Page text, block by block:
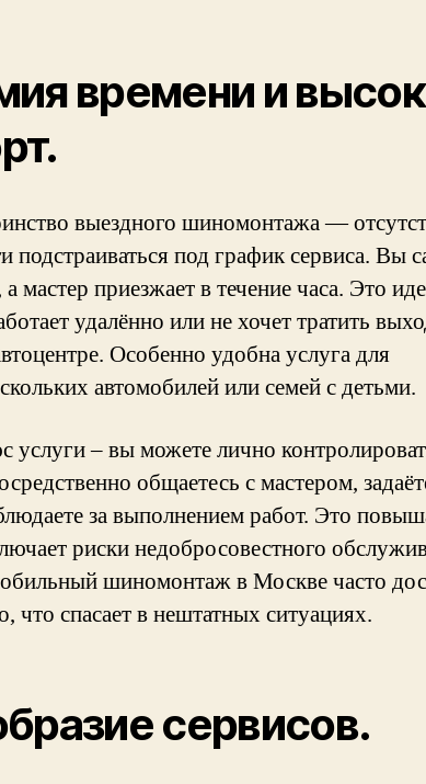
времени и
выездного шиномонтажа —
подстраиваться под график сервиса. Вы
а мастер приезжает в течение часа. Это
удалённо или не хочет тратить
Особенно удобна услуга для
автомобилей или семей с детьми.
услуги – вы можете лично
общаетесь с мастером,
за выполнением работ. Это
риски недобросовестного
шиномонтаж в Москве часто
что спасает в нештатных ситуациях.
сервисов.